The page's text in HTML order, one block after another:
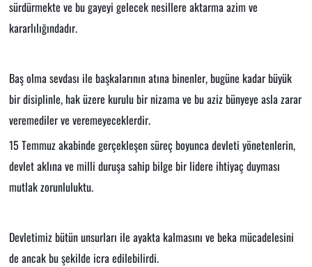
sürdürmekte ve bu gayeyi gelecek nesillere aktarma azim ve
kararlılığındadır.
Baş olma sevdası ile başkalarının atına binenler, bugüne kadar büyük
bir disiplinle, hak üzere kurulu bir nizama ve bu aziz bünyeye asla zarar
veremediler ve veremeyeceklerdir.
15 Temmuz akabinde gerçekleşen süreç boyunca devleti yönetenlerin,
devlet aklına ve milli duruşa sahip bilge bir lidere ihtiyaç duyması
mutlak zorunluluktu.
Devletimiz bütün unsurları ile ayakta kalmasını ve beka mücadelesini
de ancak bu şekilde icra edilebilirdi.